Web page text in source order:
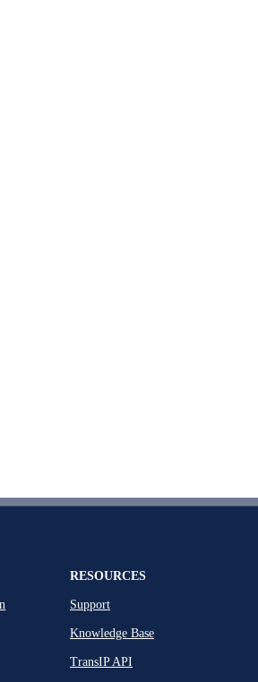
RESOURCES
Support
Knowledge Base
TransIP API